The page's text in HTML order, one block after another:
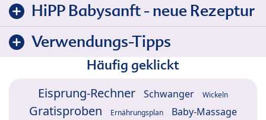
HiPP Babysanft - neue Rezeptur
Verwendungs-Tipps
Häufig geklickt
Eisprung-Rechner Schwanger Wickeln
Gratisproben Ernährungsplan Baby-Massage